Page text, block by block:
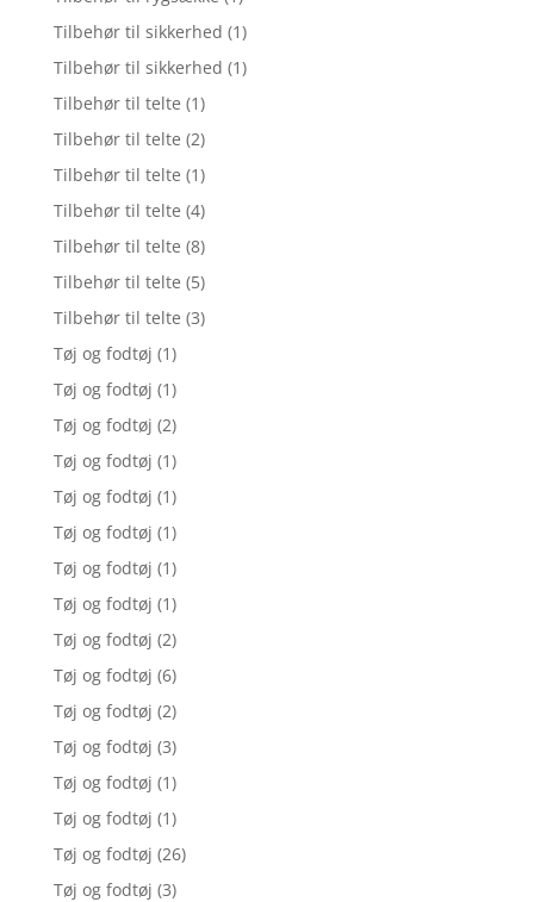
Tilbehør til sikkerhed (1)
Tilbehør til sikkerhed (1)
Tilbehør til telte (1)
Tilbehør til telte (2)
Tilbehør til telte (1)
Tilbehør til telte (4)
Tilbehør til telte (8)
Tilbehør til telte (5)
Tilbehør til telte (3)
Tøj og fodtøj (1)
Tøj og fodtøj (1)
Tøj og fodtøj (2)
Tøj og fodtøj (1)
Tøj og fodtøj (1)
Tøj og fodtøj (1)
Tøj og fodtøj (1)
Tøj og fodtøj (1)
Tøj og fodtøj (2)
Tøj og fodtøj (6)
Tøj og fodtøj (2)
Tøj og fodtøj (3)
Tøj og fodtøj (1)
Tøj og fodtøj (1)
Tøj og fodtøj (26)
Tøj og fodtøj (3)